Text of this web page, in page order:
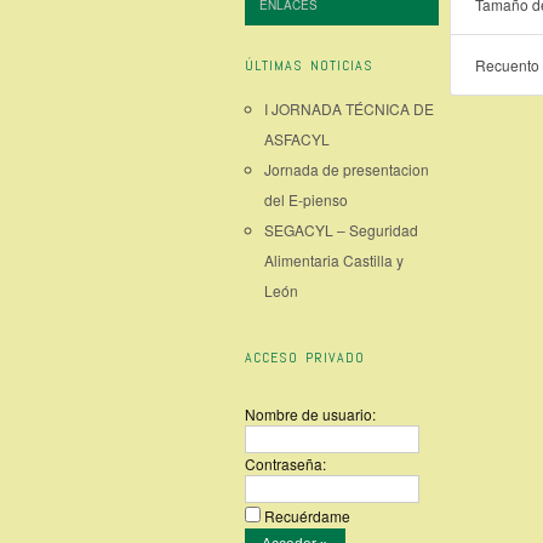
ENLACES
ÚLTIMAS NOTICIAS
I JORNADA TÉCNICA DE
ASFACYL
Jornada de presentacion
del E-pienso
SEGACYL – Seguridad
Alimentaria Castilla y
León
ACCESO PRIVADO
Nombre de usuario:
Contraseña:
Recuérdame
Tamaño